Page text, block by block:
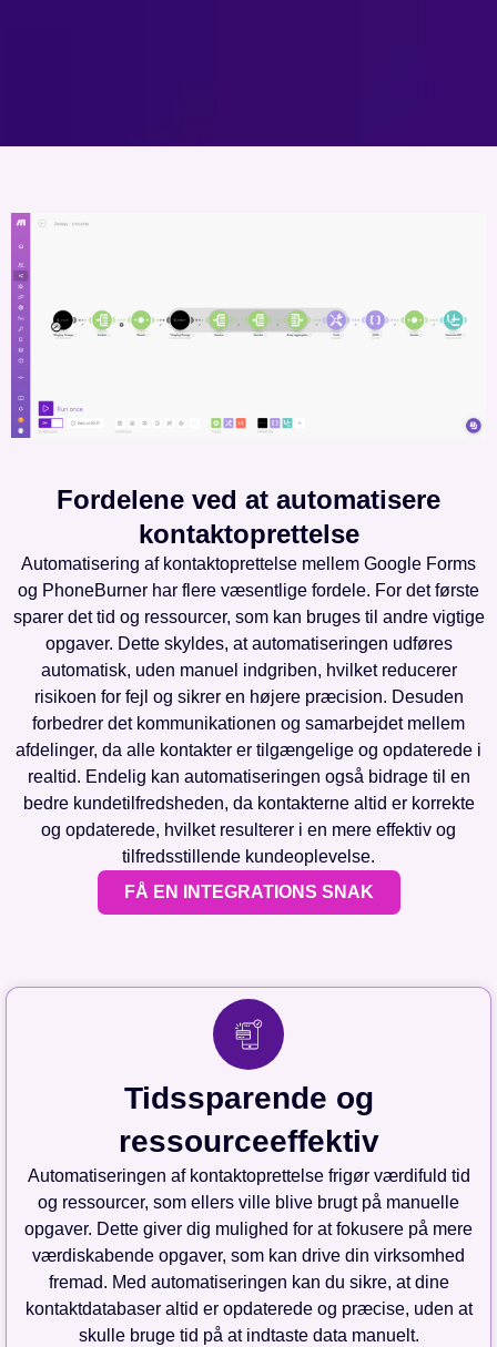
Fordelene ved at automatisere
kontaktoprettelse
Automatisering af kontaktoprettelse mellem Google Forms
og PhoneBurner har flere væsentlige fordele. For det første
sparer det tid og ressourcer, som kan bruges til andre vigtige
opgaver. Dette skyldes, at automatiseringen udføres
automatisk, uden manuel indgriben, hvilket reducerer
risikoen for fejl og sikrer en højere præcision. Desuden
forbedrer det kommunikationen og samarbejdet mellem
afdelinger, da alle kontakter er tilgængelige og opdaterede i
realtid. Endelig kan automatiseringen også bidrage til en
bedre kundetilfredsheden, da kontakterne altid er korrekte
og opdaterede, hvilket resulterer i en mere effektiv og
tilfredsstillende kundeoplevelse.
FÅ EN INTEGRATIONS SNAK
Tidssparende og
ressourceeffektiv
Automatiseringen af kontaktoprettelse frigør værdifuld tid
og ressourcer, som ellers ville blive brugt på manuelle
opgaver. Dette giver dig mulighed for at fokusere på mere
værdiskabende opgaver, som kan drive din virksomhed
fremad. Med automatiseringen kan du sikre, at dine
kontaktdatabaser altid er opdaterede og præcise, uden at
skulle bruge tid på at indtaste data manuelt.